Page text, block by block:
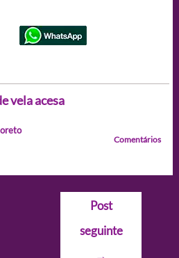
vela acesa
Comentários
Post
seguinte